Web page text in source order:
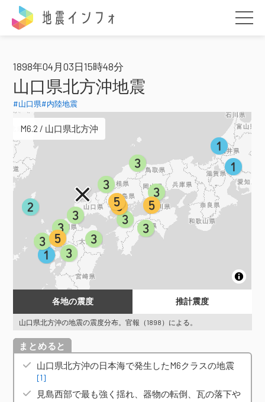
1898年04月03日15時48分
山口県北方沖地震
#山口県#内陸地震
M6.2 / 山口県北方沖
各地の震度 推計震度
山口県北方沖の地震の震度分布。官報（1898）による。
概要
山口県北方沖の日本海で発生したM6クラスの地震
[1]
見島西部で最も強く揺れ、器物の転倒、瓦の落下や